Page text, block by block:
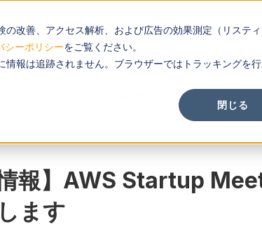
改善、アクセス解析、および広告の効果測定（リステ
シーポリシーをご覧ください。
報は追跡されません。ブラウザーではトラッキングを
閉じる
事業内容
情報】AWS Startup
ます